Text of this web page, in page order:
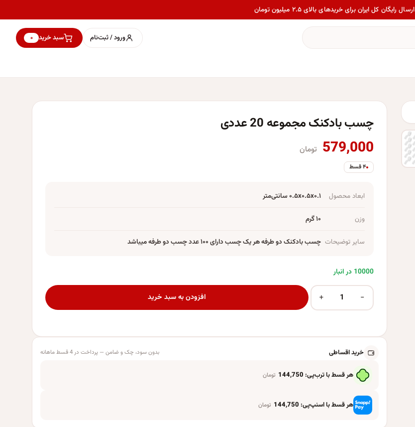
ارسال رایگان کل ایران برای خریدهای بالای ۲.۵ میلیون تومان
ورود / ثبت‌نام سبد خرید ۰
چسب بادکنک مجموعه 20 عددی
579,000 تومان
۴ قسط
ابعاد محصول ۰.۵x۰.۵x۰.۱ سانتی‌متر
وزن ۱۰ گرم
سایر توضیحات چسب بادکنک دو طرفه هر یک چسب دارای ۱۰۰ عدد چسب دو طرفه میباشد
10000 در انبار
چسب بادکنک مجموعه 20 عددی عدد
−
+ افزودن به سبد خرید
خرید اقساطی بدون سود، چک و ضامن — پرداخت در 4 قسط ماهانه
هر قسط با ترب‌پی: 144,750 تومان
هر قسط با اسنپ‌پی: 144,750 تومان